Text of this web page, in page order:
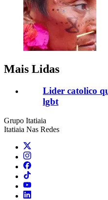
Mais Lidas
Lider catolico
lgbt
Grupo Itatiaia
Itatiaia Nas Redes